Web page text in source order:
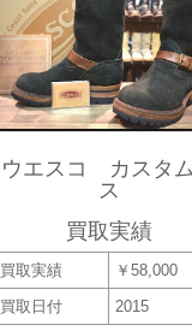
ウエスコ カスタ
ス
買取実績
買取実績
￥58,000
買取日付
2015